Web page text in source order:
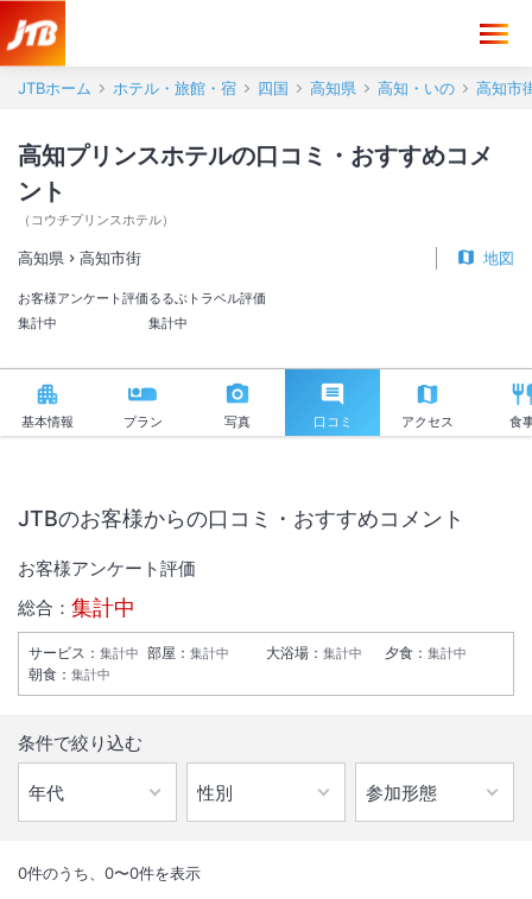
JTBホーム ホテル・旅館・宿 四国 高知県 高知・いの 高知市
高知プリンスホテルの口コミ・おすすめコメ
ント
（ コウチプリンスホテル）
高知県 高知市街 地図
お客様アンケート評価
集計中
るるぶトラベル評価
集計中
基本情報 プラン 写真 口コミ アクセス 食
JTBのお客様からの口コミ・おすすめコメント
お客様アンケート評価
総合： 集計中
サービス ： 集計中 部屋 ： 集計中 大浴場 ： 集計中 夕食 ： 集計中
朝食 ： 集計中
条件で絞り込む
0件のうち、 0〜0件を表示